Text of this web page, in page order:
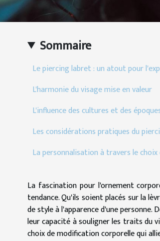
Sommaire
Le piercing labret : un atout pour
L'harmonie du visage mise en valeur
L'influence des cultures et des
Les considérations pratiques du
La personnalisation à travers le choix
La fascination pour l'ornement
tendance. Qu'ils soient placés sur la
de style à l'apparence d'une
leur capacité à souligner les traits du
choix de modification corporelle qui